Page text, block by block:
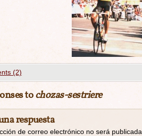
(2)
tochozas-sestriere
respuesta
de correo electrónico no será publicada.